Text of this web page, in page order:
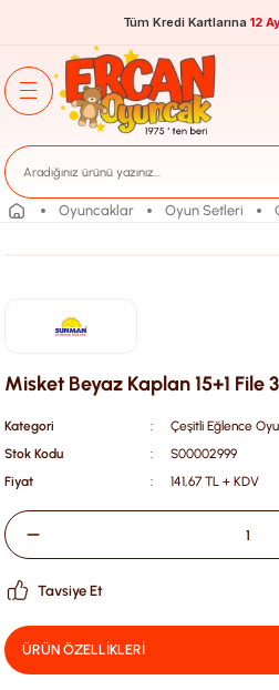
Tüm Kredi Kartlarına 12
Oyuncaklar Oyun Setleri
Misket Beyaz Kaplan 15+1 File
Kategori
Çeşitli Eğlence
Stok Kodu
S00002999
Fiyat
141,67 TL + KDV
Tavsiye Et
ÜRÜN ÖZELLİKLERİ